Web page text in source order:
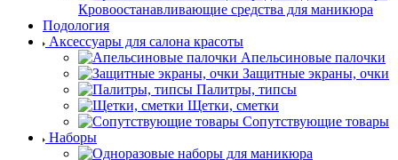
Кровоостанавливающие средства для маникюра
Подология
Аксессуары для салона красоты
Апельсиновые палочки
Защитные экраны, очки
Палитры, типсы
Щетки, сметки
Сопутствующие товары
Наборы